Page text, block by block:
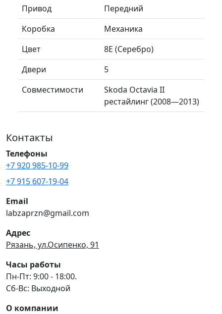
Привод
Передний
Коробка
Механика
Цвет
8E (Серебро)
Двери
5
Совместимости
Skoda Octavia II
рестайлинг (2008—2013)
Контакты
Телефоны
+7 920 985-10-99
+7 915 607-19-04
Email
labzaprzn@gmail.com
Адрес
Рязань, ул.Осипенко, 91
Часы работы
Пн-Пт: 9:00 - 18:00.
Сб-Вс: Выходной
О компании